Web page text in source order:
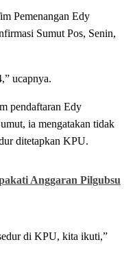
Pemenangan Edy
Sumut Pos, Senin,
ucapnya.
pendaftaran Edy
ia mengatakan tidak
ditetapkan KPU.
Anggaran Pilgubsu
di KPU, kita ikuti,”